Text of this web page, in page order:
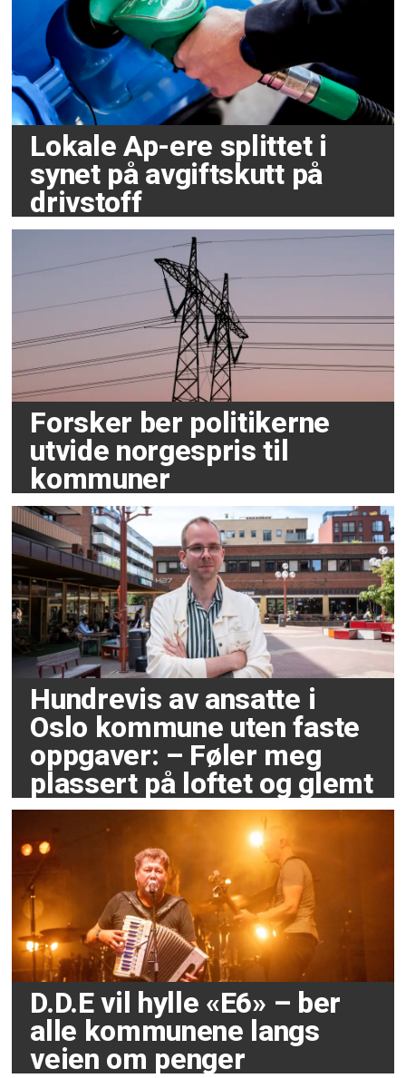
Lokale Ap-ere splittet i
synet på avgiftskutt på
drivstoff
Forsker ber politikerne
utvide norgespris til
kommuner
Hundrevis av ansatte i
Oslo kommune uten faste
oppgaver: – Føler meg
plassert på loftet og glemt
D.D.E vil hylle «E6» – ber
alle kommunene langs
veien om penger